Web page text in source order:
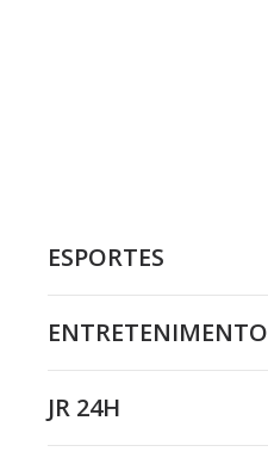
ESPORTES
ENTRETENIMENTO
JR 24H